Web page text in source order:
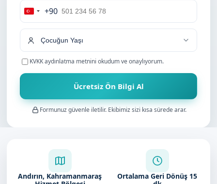
Turkey
+90
+90
KVKK aydınlatma metnini okudum ve onaylıyorum.
Ücretsiz Ön Bilgi Al
Formunuz güvenle iletilir. Ekibimiz sizi kısa sürede arar.
Andırın, Kahramanmaraş
Ortalama Geri Dönüş 15